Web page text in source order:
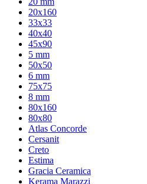
20х160
33x33
40х40
45x90
5 mm
50x50
6 mm
75х75
8 mm
80x160
80x80
Atlas Concorde
Cersanit
Creto
Estima
Gracia Ceramica
Kerama Marazzi